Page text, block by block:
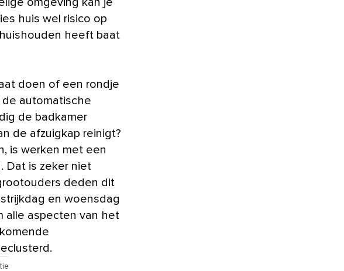
omgeving kan je
huis wel risico op
heeft baat
doen of een rondje
automatische
de badkamer
de afzuigkap reinigt?
is werken met een
Dat is zeker niet
deden dit
en woensdag
alle aspecten van het